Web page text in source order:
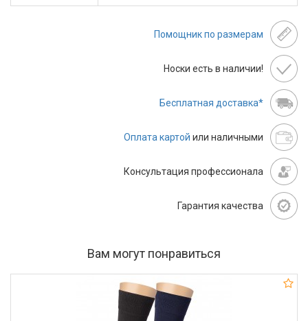
Помощник по размерам
Носки есть в наличии!
Бесплатная доставка*
Оплата картой или наличными
Консультация профессионала
Гарантия качества
Вам могут понравиться